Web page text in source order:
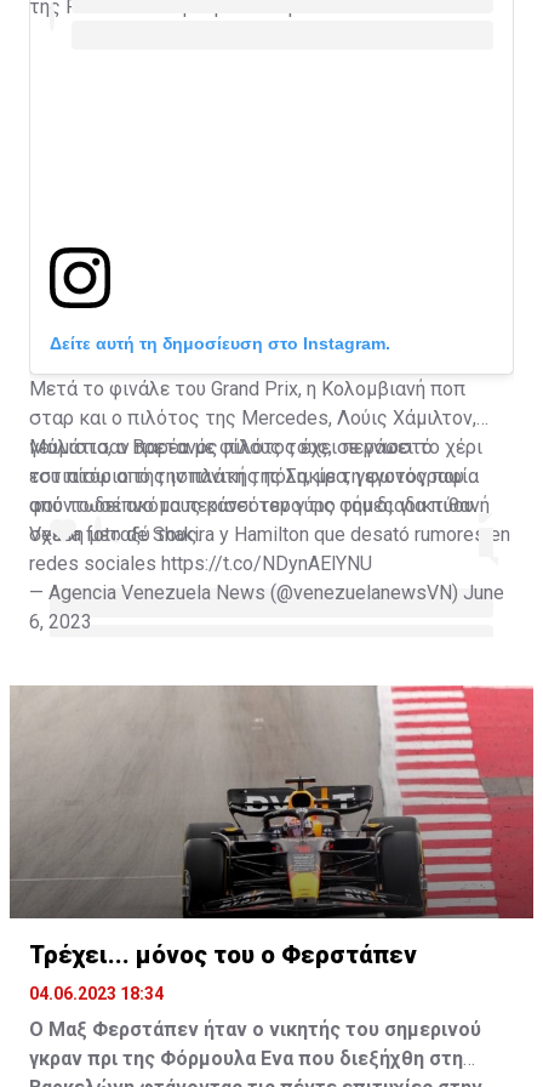
της Formula 1 στη Βαρκελώνη.
Δείτε αυτή τη δημοσίευση στο Instagram.
Η δημοσίευση κοινοποιήθηκε από το χρήστη Shakira
Μετά το φινάλε του Grand Prix, η Κολομβιανή ποπ
σταρ και ο πιλότος της Mercedes, Λούις Χάμιλτον,
γευμάτισαν παρέα με φίλους τους, σε γνωστό
εστιατόριο της ισπανικής πόλη, με τη φωτογραφία
από το δείπνο τους κάνει τον γύρο του διαδικτύου.
Μάλιστα, ο Βρετανός πιλότος έχει περάσει το χέρι
του πίσω από την πλάτη της Σακίρα, γεγονός που
φούντωσε ακόμα περισσότερο τις φήμες για πιθανή
σχέση μεταξύ τους.
Vea la foto de Shakira y Hamilton que desató rumores en
redes sociales https://t.co/NDynAElYNU
— Agencia Venezuela News (@venezuelanewsVN) June
6, 2023
Τρέχει... μόνος του ο Φερστάπεν
04.06.2023 18:34
Ο Μαξ Φερστάπεν ήταν ο νικητής του σημερινού
γκραν πρι της Φόρμουλα Ενα που διεξήχθη στη